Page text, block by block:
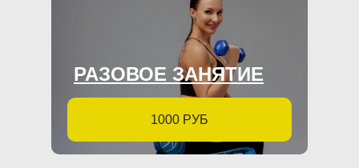
1000 РУБ
РАЗОВОЕ ЗАНЯТИЕ